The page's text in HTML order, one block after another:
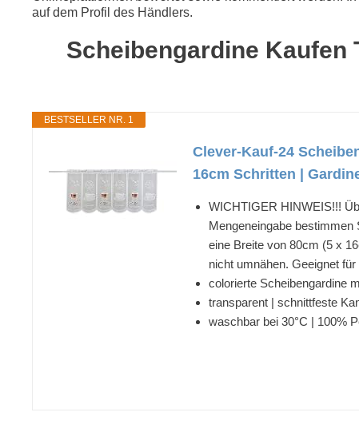
auf dem Profil des Händlers.
Scheibengardine Kaufen
BESTSELLER NR. 1
Clever-Kauf-24
16cm Schritten |
WICHTIGER HINWEIS!!!
Mengeneingabe
eine Breite von 80cm (5 x
nicht umnähen. Geeignet
colorierte Scheibengardine
transparent | schnittfeste
waschbar bei 30°C | 100%